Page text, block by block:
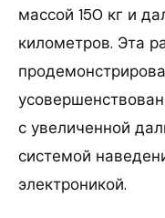
массой 150 кг и
километров. Эта
с увеличенной
системой
электроникой.